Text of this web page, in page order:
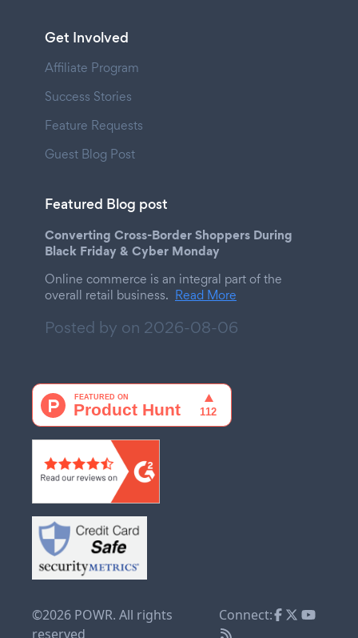
Get Involved
Affiliate Program
Success Stories
Feature Requests
Guest Blog Post
Featured Blog post
Converting Cross-Border Shoppers During
Black Friday & Cyber Monday
Online commerce is an integral part of the
overall retail business. Read More
Posted by on 2026-08-06
©2026 POWR. All rights
reserved
Connect: